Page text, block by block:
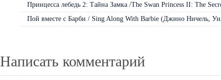
Принцесса лебедь 2: Тайна Замка /The Swan Princess II: The
Пой вместе с Барби / Sing Along With Barbie (Джино Ничель,
Написать комментарий